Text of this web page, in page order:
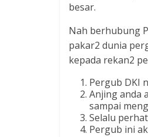
besar.
Nah berhubung
pakar2 dunia
kepada rekan2
Pergub DKI
Anjing anda
sampai
Selalu
Pergub ini